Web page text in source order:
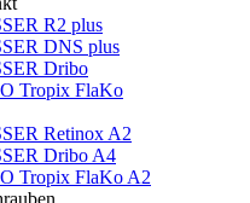
R2 plus
DNS plus
Dribo
Tropix FlaKo
Retinox A2
Dribo A4
Tropix FlaKo A2